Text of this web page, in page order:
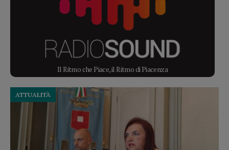
Il Ritmo che Piace, il Ritmo di Piacenza
ATTUALITÀ